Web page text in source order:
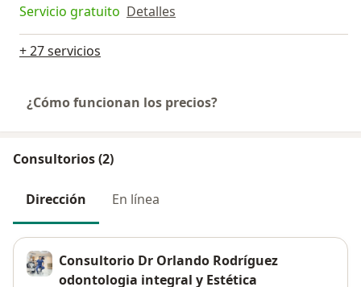
Servicio gratuito Detalles
+ 27 servicios
¿Cómo funcionan los precios?
Consultorios (2)
Dirección En línea
Consultorio Dr Orlando Rodríguez
odontologia integral y Estética